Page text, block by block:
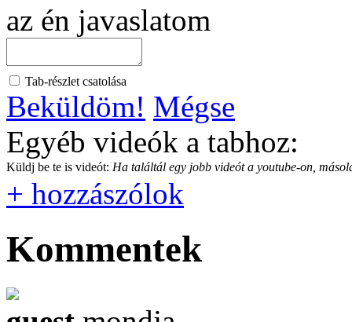
az én javaslatom
Tab-részlet csatolása
Beküldöm! Mégse
Egyéb videók a tabhoz:
Küldj be te is videót: Ha találtál egy jobb videót a youtube-on,
+ hozzászólok
Kommentek